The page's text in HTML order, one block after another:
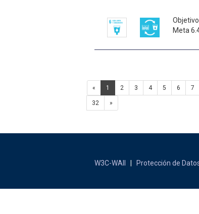
Meta
« 1 2 3 4 5 6 7
32 »
W3C-WAII Protección de